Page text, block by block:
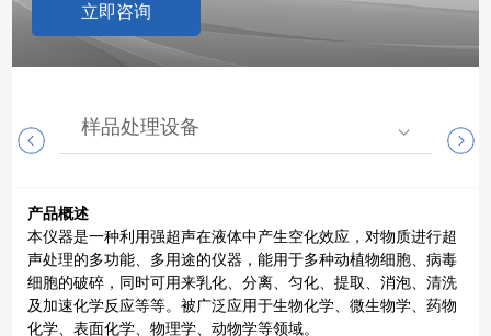
立即咨询
样品处理设备 实
产品概述
本仪器是一种利用强超声在液体中产生空化效应，对物质进行超
声处理的多功能、多用途的仪器，能用于多种动植物细胞、病毒
细胞的破碎，同时可用来乳化、分离、匀化、提取、消泡、清洗
及加速化学反应等等。被广泛应用于生物化学、微生物学、药物
化学、表面化学、物理学、动物学等领域。